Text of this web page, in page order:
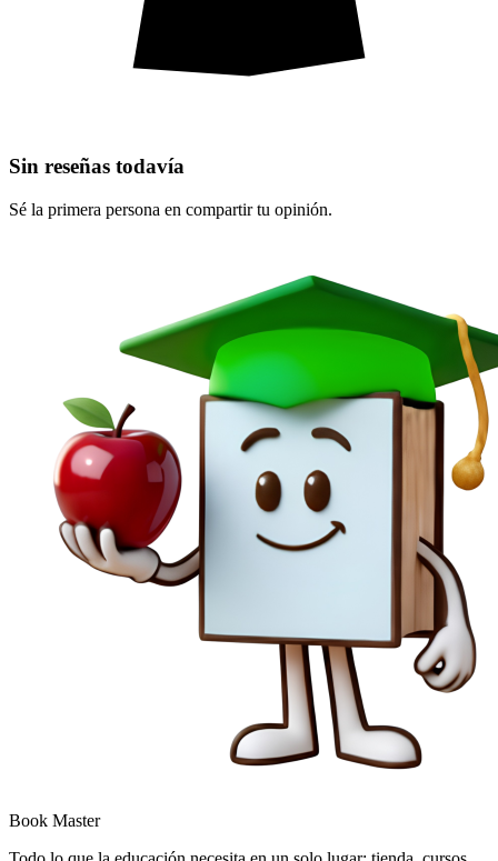
Sin reseñas todavía
Sé la primera persona en compartir tu opinión.
Book Master